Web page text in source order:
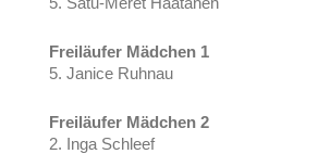
Freiläufer Mädchen 1
5. Janice Ruhnau
Freiläufer Mädchen 2
2. Inga Schleef